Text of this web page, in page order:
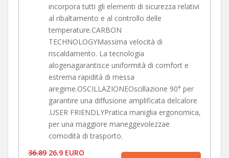
incorpora tutti gli elementi di sicurezza relativi
al ribaltamento e al controllo delle
temperature.CARBON
TECHNOLOGYMassima velocità di
riscaldamento. La tecnologia
alogenagarantisce uniformità di comfort e
estrema rapidità di messa
aregime.OSCILLAZIONEOscillazione 90° per
garantire una diffusione amplificata delcalore
.USER FRIENDLYPratica maniglia ergonomica,
per una maggiore maneggevolezzae
comodità di trasporto.
36.89 26.9 EURO